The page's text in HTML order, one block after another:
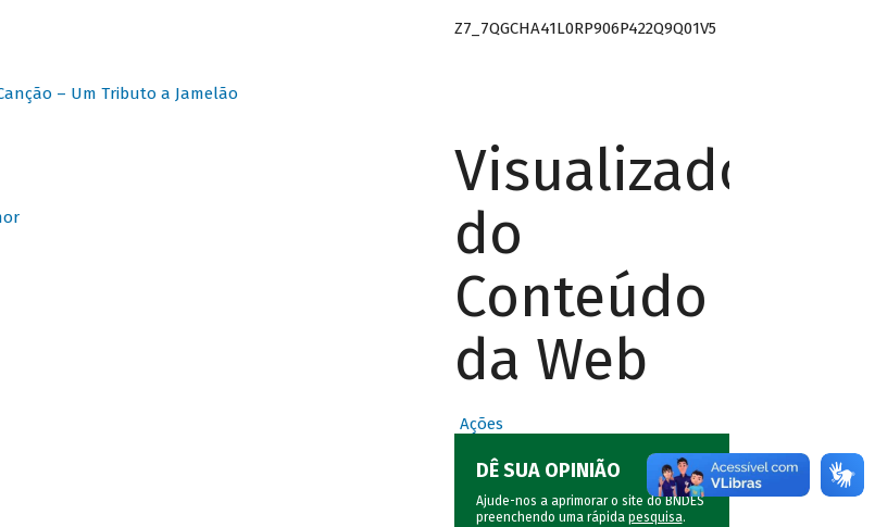
Canção – Um Tributo a Jamelão
Z7_7QGCHA41L0RP906P422Q9Q01V5
Visualizador
do
Conteúdo
da Web
Ações
DÊ SUA OPINIÃO
Ajude-nos a aprimorar o site do BNDES
preenchendo uma rápida pesquisa.